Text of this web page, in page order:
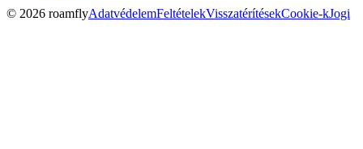
© 2026 roamflyAdatvédelemFeltételekVisszatérítésekCookie-kJogi